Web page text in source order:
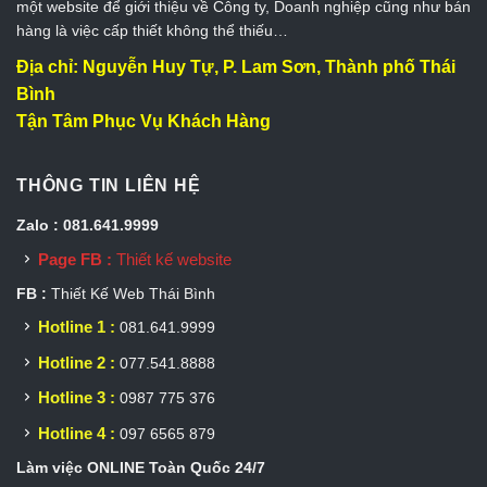
một website để giới thiệu về Công ty, Doanh nghiệp cũng như bán
hàng là việc cấp thiết không thể thiếu…
Địa chỉ: Nguyễn Huy Tự, P. Lam Sơn, Thành phố Thái
Bình
Tận Tâm Phục Vụ Khách Hàng
THÔNG TIN LIÊN HỆ
Zalo : 081.641.9999
Page FB : Thiết kế website
FB : Thiết Kế Web Thái Bình
Hotline 1 : 081.641.9999
Hotline 2 : 077.541.8888
Hotline 3 : 0987 775 376
Hotline 4 : 097 6565 879
Làm việc ONLINE Toàn Quốc 24/7